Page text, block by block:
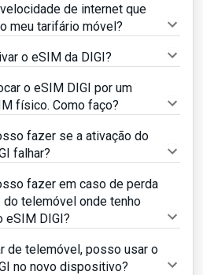
de internet que
meu tarifário móvel?
o eSIM da DIGI?
o eSIM DIGI por um
físico. Como faço?
fazer se a ativação do
falhar?
fazer em caso de perda
do telemóvel onde tenho
eSIM DIGI?
de telemóvel, posso usar o
no novo dispositivo?